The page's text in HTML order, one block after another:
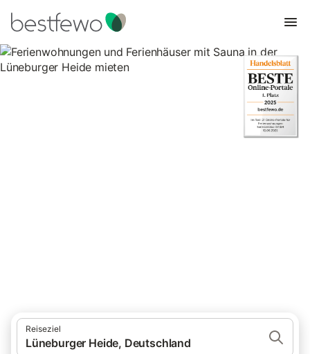
Reiseziel
Lüneburger Heide, Deutschland